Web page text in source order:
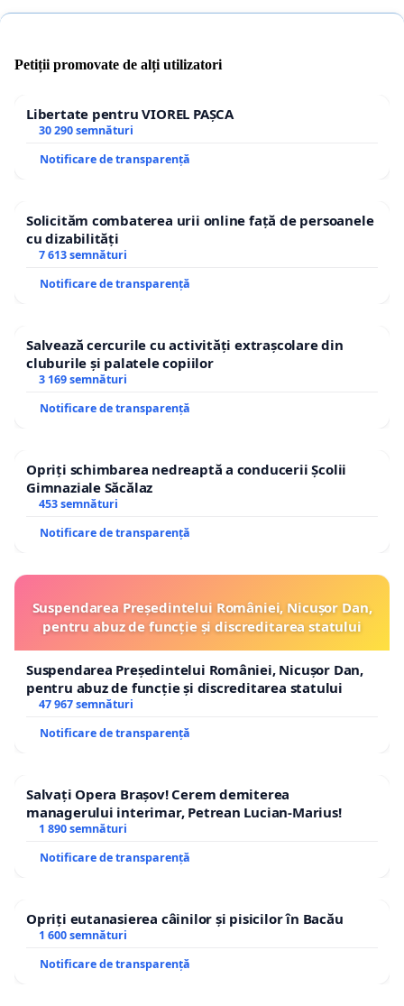
Petiții promovate de alți utilizatori
Libertate pentru VIOREL PAȘCA
30 290 semnături
Notificare de transparență
Solicităm combaterea urii online față de persoanele
cu dizabilități
7 613 semnături
Notificare de transparență
Salvează cercurile cu activități extrașcolare din
cluburile și palatele copiilor
3 169 semnături
Notificare de transparență
Opriți schimbarea nedreaptă a conducerii Școlii
Gimnaziale Săcălaz
453 semnături
Notificare de transparență
Suspendarea Președintelui României, Nicușor Dan,
pentru abuz de funcție și discreditarea statului
Suspendarea Președintelui României, Nicușor Dan,
pentru abuz de funcție și discreditarea statului
47 967 semnături
Notificare de transparență
Salvați Opera Brașov! Cerem demiterea
managerului interimar, Petrean Lucian-Marius!
1 890 semnături
Notificare de transparență
Opriți eutanasierea câinilor și pisicilor în Bacău
1 600 semnături
Notificare de transparență